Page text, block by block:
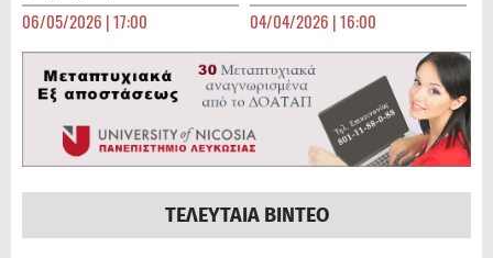
06/05/2026 | 17:00 04/04/2026 | 16:00
ΤΕΛΕΥΤΑΙΑ ΒΙΝΤΕΟ